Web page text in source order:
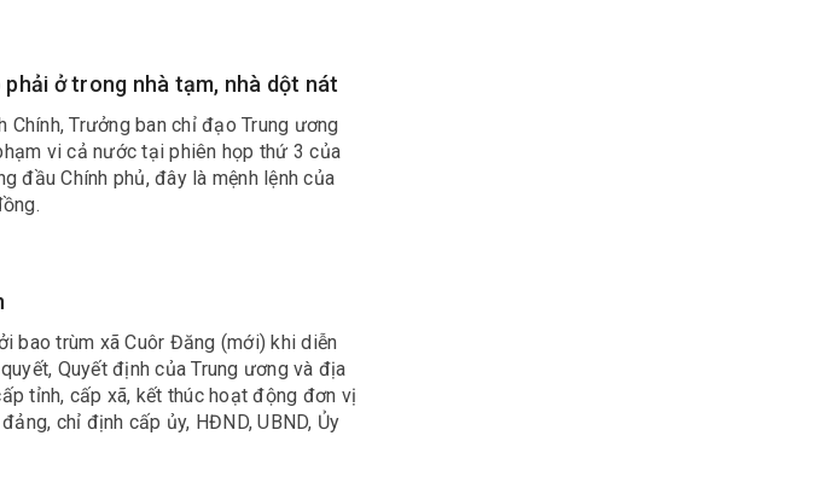
ở trong nhà tạm, nhà dột nát
Trưởng ban chỉ đạo Trung ương
vi cả nước tại phiên họp thứ 3 của
đầu Chính phủ, đây là mệnh lệnh của
bao trùm xã Cuôr Đăng (mới) khi diễn
Quyết định của Trung ương và địa
tỉnh, cấp xã, kết thúc hoạt động đơn vị
chỉ định cấp ủy, HĐND, UBND, Ủy